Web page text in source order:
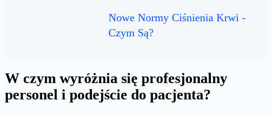
Nowe Normy Ciśnienia Krwi -
Czym Są?
W czym wyróżnia się profesjonalny
personel i podejście do pacjenta?